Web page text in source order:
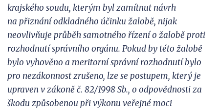
krajského soudu, kterým byl zamítnut návrh
na přiznání odkladného účinku žalobě, nijak
neovlivňuje průběh samotného řízení o žalobě proti
rozhodnutí správního orgánu. Pokud by této žalobě
bylo vyhověno a meritorní správní rozhodnutí bylo
pro nezákonnost zrušeno, lze se postupem, který je
upraven vzákoně č. 82/1998 Sb., o odpovědnosti za
škodu způsobenou přivýkonu veřejné moci